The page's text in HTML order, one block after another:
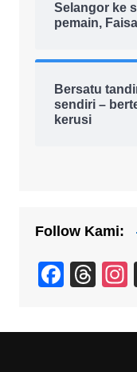
Selangor ke
pemain,
Bersatu
sendiri –
kerusi
Follow Kami:
F
c
T
e